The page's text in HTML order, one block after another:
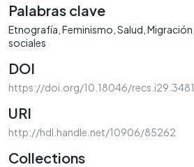
Palabras clave
Etnografía Feminismo Salud Migración
sociales
DOI
https://doi.org/10.18046/recs.i29.3481
URI
http://hdl.handle.net/10906/85262
Collections